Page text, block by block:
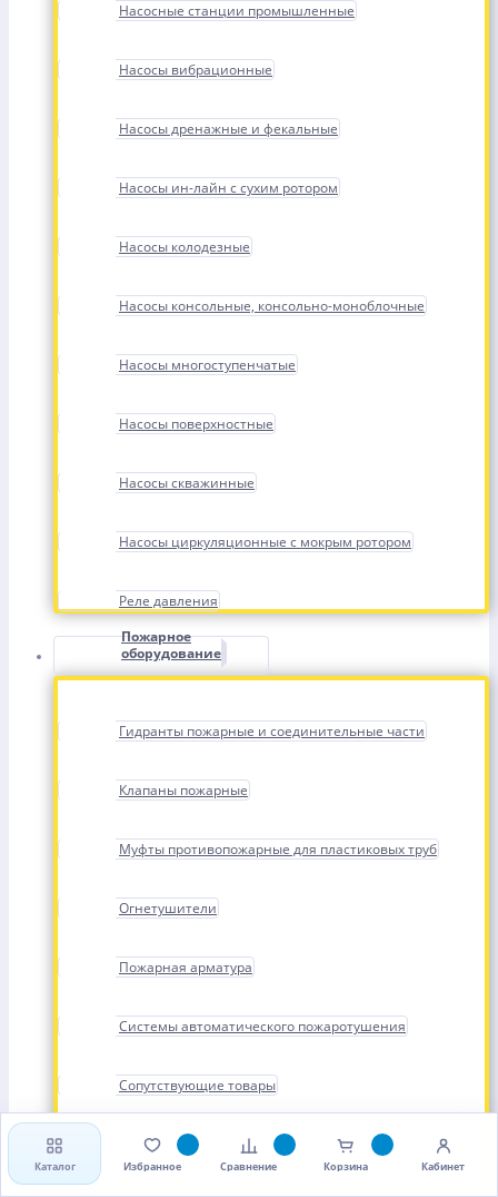
Насосные станции промышленные
Насосы вибрационные
Насосы дренажные и фекальные
Насосы ин-лайн с сухим ротором
Насосы колодезные
Насосы консольные, консольно-моноблочные
Насосы многоступенчатые
Насосы поверхностные
Насосы скважинные
Насосы циркуляционные с мокрым ротором
Реле давления
Пожарное
оборудование
Гидранты пожарные и соединительные части
Клапаны пожарные
Муфты противопожарные для пластиковых труб
Огнетушители
Пожарная арматура
Системы автоматического пожаротушения
Сопутствующие товары
Стволы, рукава и головки пожарные
Каталог Избранное Сравнение Корзина Кабинет